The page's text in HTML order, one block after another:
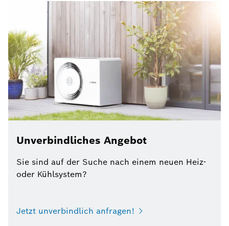
Unverbindliches Angebot
Sie sind auf der Suche nach einem neuen Heiz-
oder Kühlsystem?
Jetzt unverbindlich anfragen!